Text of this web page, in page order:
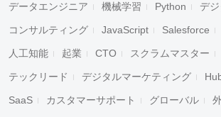
データエンジニア 機械学習 Python デ
コンサルティング JavaScript Salesforce
人工知能 起業 CTO スクラムマスター
テックリード デジタルマーケティング
SaaS カスタマーサポート グローバル